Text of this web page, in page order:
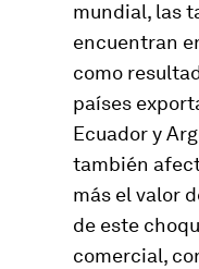
mundial, las
encuentran
como
países
Ecuador y
también
más el valor
de este
comercial,